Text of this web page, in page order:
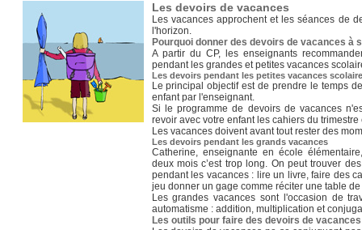
Les devoirs de vacances
Les vacances approchent et les séances de
l'horizon.
Pourquoi donner des devoirs de vacances à
A partir du CP, les enseignants
pendant les grandes et petites vacances
Les devoirs pendant les petites vacances
Le principal objectif est de prendre le temps
enfant par l'enseignant.
Si le programme de devoirs de vacances
revoir avec votre enfant les cahiers du trimestre
Les vacances doivent avant tout rester des
Les devoirs pendant les grands vacances
Catherine, enseignante en école
deux mois c’est trop long. On peut trouver
pendant les vacances : lire un livre, faire des
jeu donner un gage comme réciter une table
Les grandes vacances sont l'occasion de
automatisme : addition, multiplication et
Les outils pour faire des devoirs de vacances